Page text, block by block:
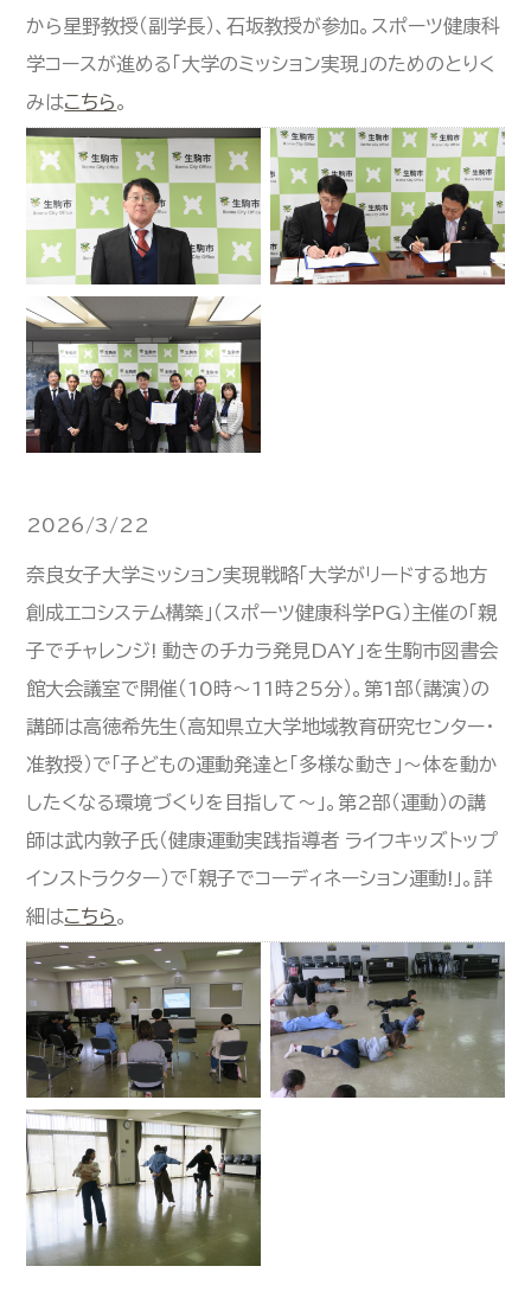
から星野教授（副学長）、石坂教授が参加。スポーツ健康科
学コースが進める「大学のミッション実現」のためのとりく
みはこちら。
2026/3/22
奈良女子大学ミッション実現戦略「大学がリードする地方
創成エコシステム構築」（スポーツ健康科学PG）主催の「親
子でチャレンジ! 動きのチカラ発見DAY」を生駒市図書会
館大会議室で開催（10時～11時25分）。第1部（講演）の
講師は高徳希先生（高知県立大学地域教育研究センター・
准教授）で「子どもの運動発達と「多様な動き」～体を動か
したくなる環境づくりを目指して～」。第2部（運動）の講
師は武内敦子氏（健康運動実践指導者 ライフキッズトップ
インストラクター）で「親子でコーディネーション運動!」。詳
細はこちら。